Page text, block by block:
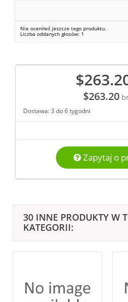
Nie oceniłeś jeszcze tego produktu.
Liczba oddanych głosów: 1
$263.20
Dostawa: 3 do 6 tygodni
Zapytaj o
30 INNE PRODUKTY W
KATEGORII: